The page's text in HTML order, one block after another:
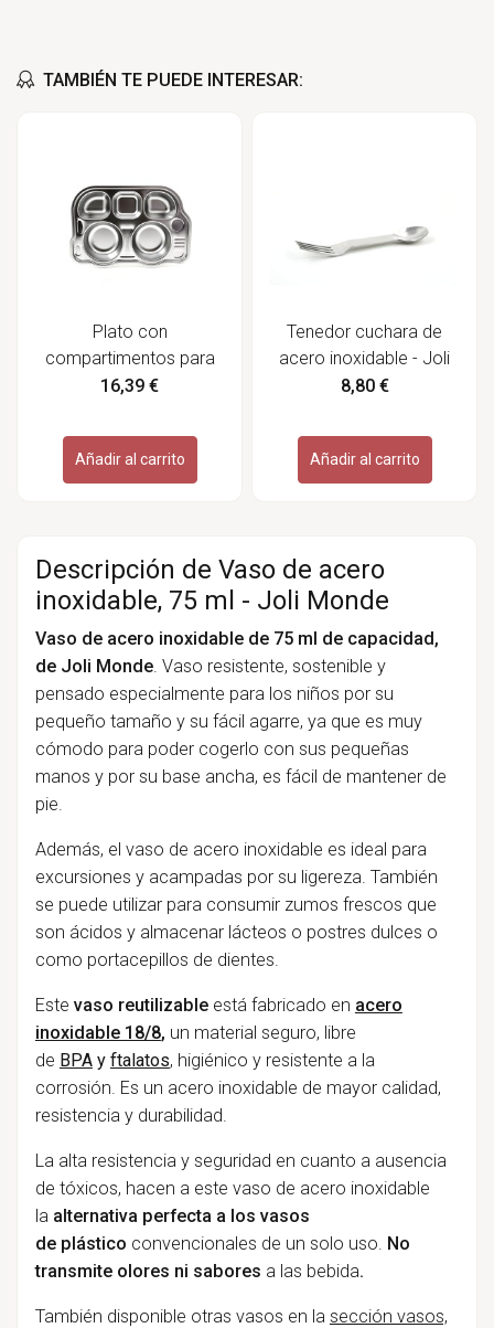
TAMBIÉN TE PUEDE INTERESAR:
Plato con
compartimentos para
niños de acero
Joli monde
16,39 €
Añadir al carrito
Tenedor cuchara de
acero inoxidable - Joli
Monde
8,80 €
Añadir al carrito
Descripción de Vaso de acero
inoxidable, 75 ml - Joli Monde
Vaso de acero inoxidable de 75 ml de capacidad,
de Joli Monde. Vaso resistente, sostenible y
pensado especialmente para los niños por su
pequeño tamaño y su fácil agarre, ya que es muy
cómodo para poder cogerlo con sus pequeñas
manos y por su base ancha, es fácil de mantener de
pie.
Además, el vaso de acero inoxidable es ideal para
excursiones y acampadas por su ligereza. También
se puede utilizar para consumir zumos frescos que
son ácidos y almacenar lácteos o postres dulces o
como portacepillos de dientes.
Este vaso reutilizableestá fabricado en acero
inoxidable 18/8, un material seguro, libre
de BPAy ftalatos, higiénico y resistente a la
corrosión. Es un acero inoxidable de mayor calidad,
resistencia y durabilidad.
La alta resistencia y seguridad en cuanto a ausencia
de tóxicos, hacen a este vaso de acero inoxidable
la alternativa perfecta a los vasos
deplástico convencionales de un solo uso. No
transmite olores ni sabores a las bebida.
También disponible otras vasos en la sección vasos,